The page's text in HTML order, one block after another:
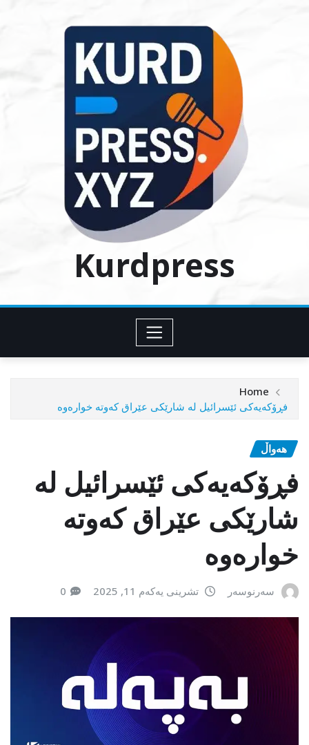
Kurdpress
Home
فڕۆكەیەكی ئێسرائیل لە شارێکى عێراق كەوتە خوارەوە
هەواڵ
فڕۆكەیەكی ئێسرائیل لە
شارێکى عێراق كەوتە
خوارەوە
سەرنوسەر تشرینی یەکەم 11, 2025 0